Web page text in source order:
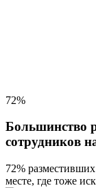
72%
Большинство
сотрудников
72%
месте, где тоже